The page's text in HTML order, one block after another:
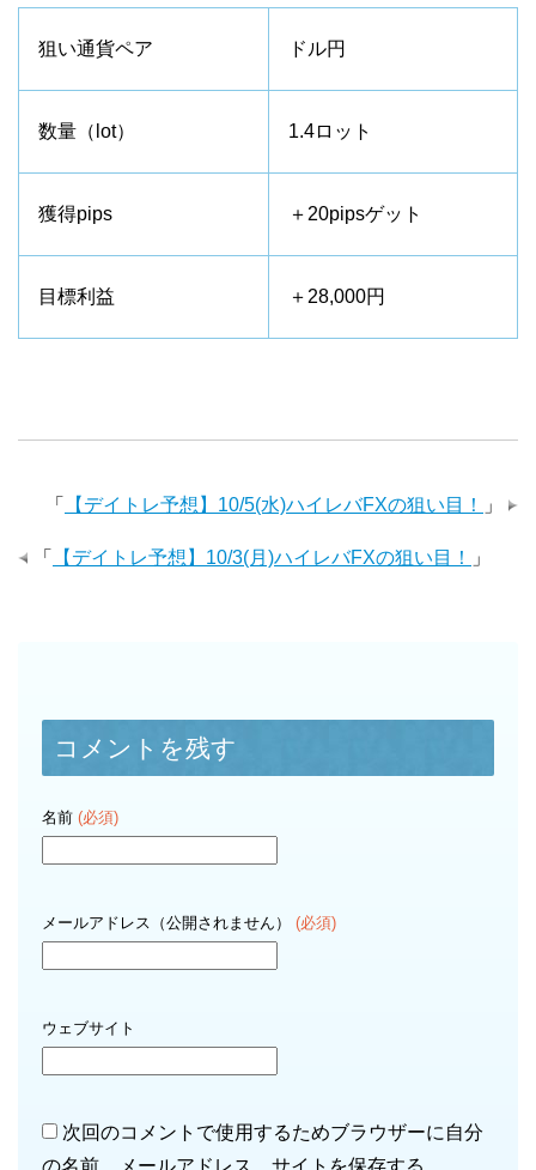
狙い通貨ペア ドル円
数量（lot） 1.4ロット
獲得pips ＋20pipsゲット
目標利益 ＋28,000円
「 【デイトレ予想】10/5(水)ハイレバFXの狙い目！ 」
「 【デイトレ予想】10/3(月)ハイレバFXの狙い目！ 」
コメントを残す
名前 (必須)
メールアドレス（公開されません） (必須)
ウェブサイト
次回のコメントで使用するためブラウザーに自分
の名前、メールアドレス、サイトを保存する。